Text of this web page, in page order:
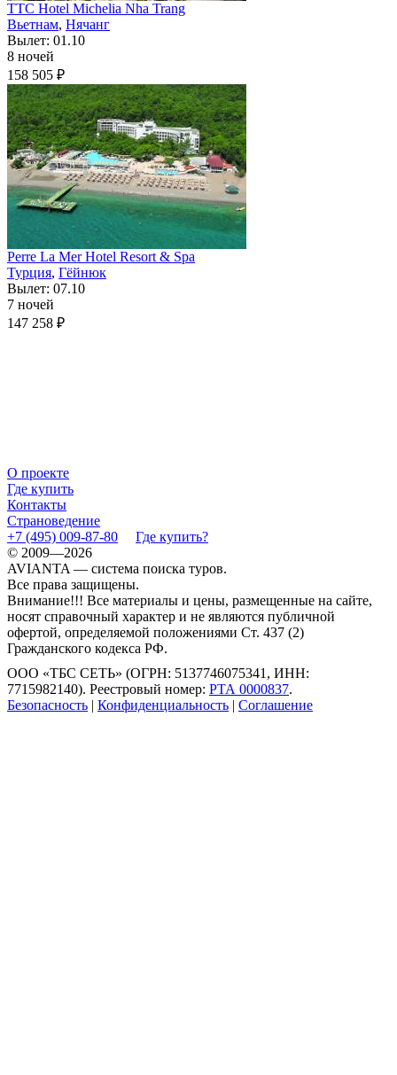
TTC Hotel Michelia Nha Trang
Вьетнам, Нячанг
Вылет: 01.10
8 ночей
158 505 ₽
Perre La Mer Hotel Resort & Spa
Турция, Гёйнюк
Вылет: 07.10
7 ночей
147 258 ₽
О проекте
Где купить
Контакты
Страноведение
+7 (495) 009-87-80
Где купить?
© 2009—2026
AVIANTA — система поиска туров.
Все права защищены.
Внимание!!! Все материалы и цены, размещенные на сайте,
носят справочный характер и не являются публичной
офертой, определяемой положениями Ст. 437 (2)
Гражданского кодекса РФ.
ООО «ТБС СЕТЬ» (ОГРН: 5137746075341, ИНН:
7715982140). Реестровый номер: РТА 0000837.
Безопасность | Конфиденциальность | Соглашение